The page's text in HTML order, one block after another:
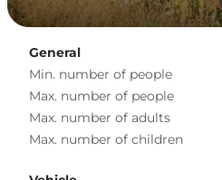
General
Min. number of people
Max. number of people
Max. number of adults
Max. number of children